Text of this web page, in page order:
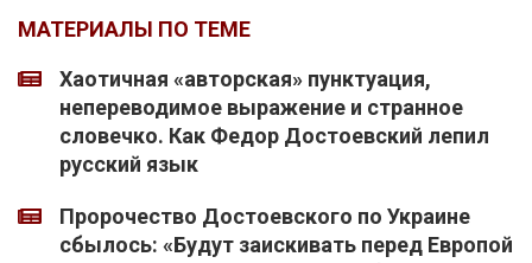
МАТЕРИАЛЫ ПО ТЕМЕ
Хаотичная «авторская» пунктуация,
непереводимое выражение и странное
словечко. Как Федор Достоевский лепил
русский язык
Пророчество Достоевского по Украине
сбылось: «Будут заискивать перед Европой